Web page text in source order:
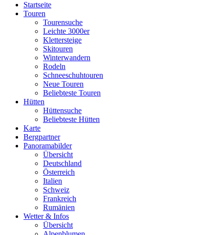
Startseite
Touren
Tourensuche
Leichte 3000er
Klettersteige
Skitouren
Winterwandern
Rodeln
Schneeschuhtouren
Neue Touren
Beliebteste Touren
Hütten
Hüttensuche
Beliebteste Hütten
Karte
Bergpartner
Panoramabilder
Übersicht
Deutschland
Österreich
Italien
Schweiz
Frankreich
Rumänien
Wetter & Infos
Übersicht